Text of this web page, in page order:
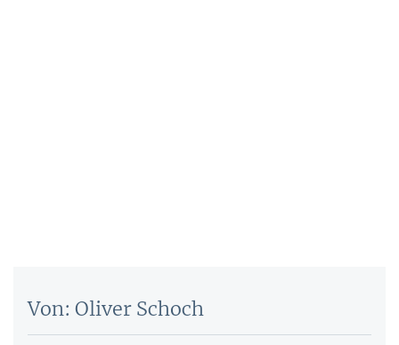
Von: Oliver Schoch